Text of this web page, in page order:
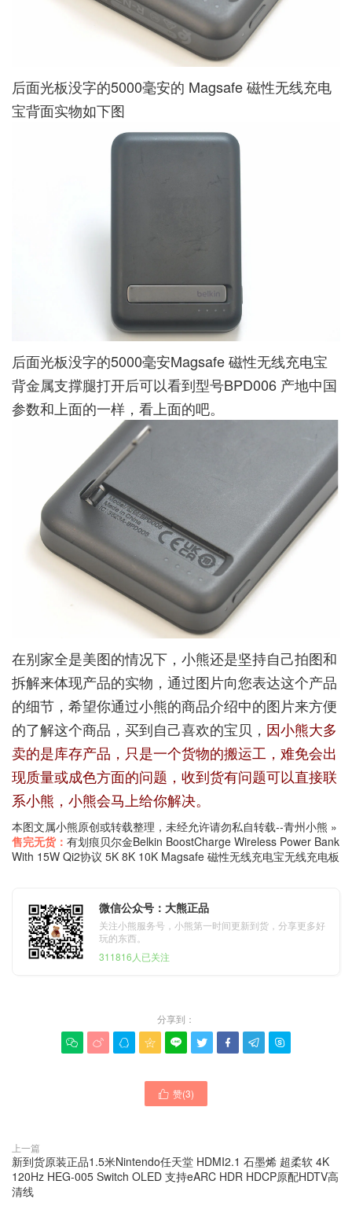
后面光板没字的5000毫安的 Magsafe 磁性无线充电
宝背面实物如下图
后面光板没字的5000毫安Magsafe 磁性无线充电宝
背金属支撑腿打开后可以看到型号BPD006 产地中国
参数和上面的一样，看上面的吧。
在别家全是美图的情况下，小熊还是坚持自己拍图和
拆解来体现产品的实物，通过图片向您表达这个产品
的细节，希望你通过小熊的商品介绍中的图片来方便
的了解这个商品，买到自己喜欢的宝贝， 因小熊大多
卖的是库存产品，只是一个货物的搬运工，难免会出
现质量或成色方面的问题，收到货有问题可以直接联
系小熊，小熊会马上给你解决。
本图文属小熊原创或转载整理，未经允许请勿私自转载--青州小熊 »
售完无货： 有划痕贝尔金Belkin BoostCharge Wireless Power Bank
With 15W Qi2协议 5K 8K 10K Magsafe 磁性无线充电宝无线充电板
微信公众号：大熊正品
关注小熊服务号，小熊第一时间更新到货，分享更多好
玩的东西。
311816人已关注
分享到：
        
 赞(3)
上一篇
新到货原装正品1.5米Nintendo任天堂 HDMI2.1 石墨烯 超柔软 4K
120Hz HEG-005 Switch OLED 支持eARC HDR HDCP原配HDTV高
清线